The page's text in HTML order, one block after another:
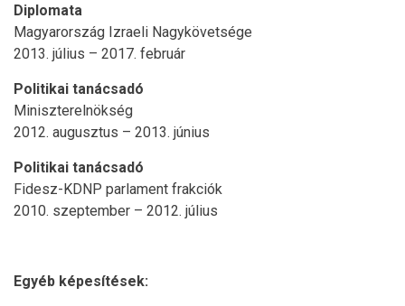
Diplomata
Magyarország Izraeli Nagykövetsége
2013. július – 2017. február
Politikai tanácsadó
Miniszterelnökség
2012. augusztus – 2013. június
Politikai tanácsadó
Fidesz-KDNP parlament frakciók
2010. szeptember – 2012. július
Egyéb képesítések: